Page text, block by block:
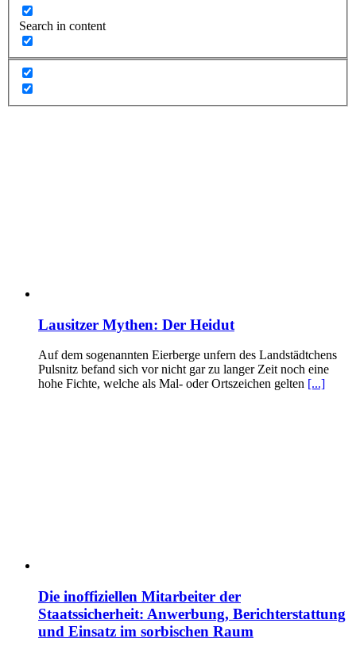
Search in content
Lausitzer Mythen: Der Heidut
Auf dem sogenannten Eierberge unfern des Landstädtchens
Pulsnitz befand sich vor nicht gar zu langer Zeit noch eine
hohe Fichte, welche als Mal- oder Ortszeichen gelten [...]
Die inoffiziellen Mitarbeiter der
Staatssicherheit: Anwerbung, Berichterstattung
und Einsatz im sorbischen Raum